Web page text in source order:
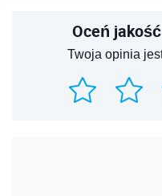
Oceń
Twoja opinia